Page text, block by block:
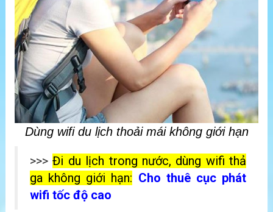
Dùng wifi du lịch thoải mái không giới hạn
>>>Đi du lịch trong nước, dùng wifi thả
ga không giới hạn: Cho thuê cục phát
wifi tốc độ cao